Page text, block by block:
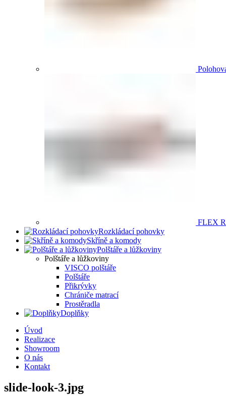
FLEX
Rozkládací pohovky
Skříně a komody
Polštáře a lůžkoviny
Polštáře a lůžkoviny
VISCO polštáře
Polštáře
Přikrývky
Chrániče matrací
Prostěradla
Doplňky
Úvod
Realizace
Showroom
O nás
Kontakt
slide-look-3.jpg